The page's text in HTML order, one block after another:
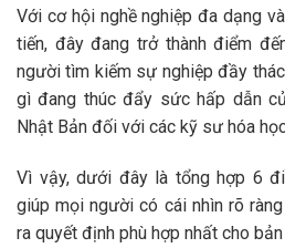
Với cơ hội nghề nghiệp đa dạng
tiến, đây đang trở thành điểm
người tìm kiếm sự nghiệp đầy
gì đang thúc đẩy sức hấp dẫn
Nhật Bản đối với các kỹ sư hóa
Vì vậy, dưới đây là tổng hợp 6
giúp mọi người có cái nhìn rõ
ra quyết định phù hợp nhất cho bản